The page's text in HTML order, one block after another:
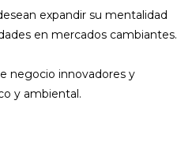
expandir su mentalidad
en mercados cambiantes.
negocio innovadores y
y ambiental.